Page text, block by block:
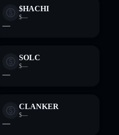
$HACHI
$—
—
SOLC
$—
—
CLANKER
$—
—